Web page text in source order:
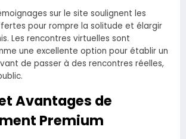
sur le site soulignent les
pour rompre la solitude et élargir
Les rencontres virtuelles sont
une excellente option pour établir un
de passer à des rencontres réelles,
Avantages de
Premium